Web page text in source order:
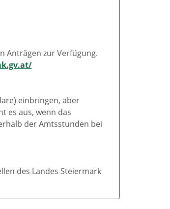
Anträgen zur Verfügung.
einbringen, aber
es aus, wenn das
der Amtsstunden bei
des Landes Steiermark